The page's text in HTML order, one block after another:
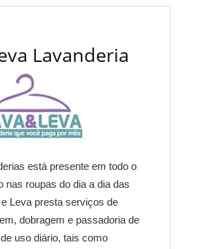
Lavanderia
está presente em todo o
nas roupas do dia a dia das
Leva presta serviços de
dobragem e passadoria de
uso diário, tais como